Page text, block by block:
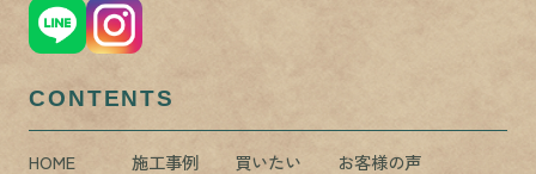
CONTENTS
HOME 施工事例 買いたい
お客様の声